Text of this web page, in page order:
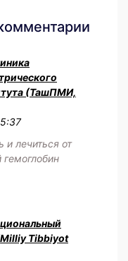
(ТашПМИ,
и лечиться от
Tibbiyot